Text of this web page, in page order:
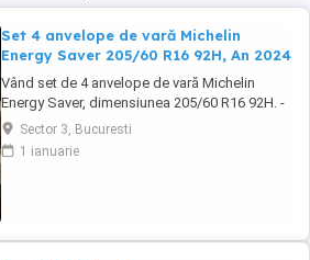
Set 4 anvelope de vară Michelin
Energy Saver 205/60 R16 92H, An 2024
Vând set de 4 anvelope de vară Michelin
Energy Saver, dimensiunea 205/60 R16 92H. -
DOT 3424 (fabricate în săptămâna 34 din
2024) - Marcă premium Michelin - Profil în
stare foarte bună (conform fotografiilor) -
Sector 3, Bucuresti
1 ianuarie